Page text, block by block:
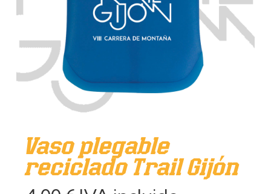
Vaso plegable
reciclado Trail Gijón